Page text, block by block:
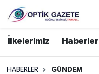
İlkelerimiz Haberler
HABERLER GÜNDEM
Nöbetçi Eczaneler
Hava Durumu